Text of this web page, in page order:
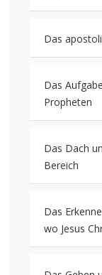
Das
Das
Propheten
Das Dach
Bereich
Das
wo Jesus